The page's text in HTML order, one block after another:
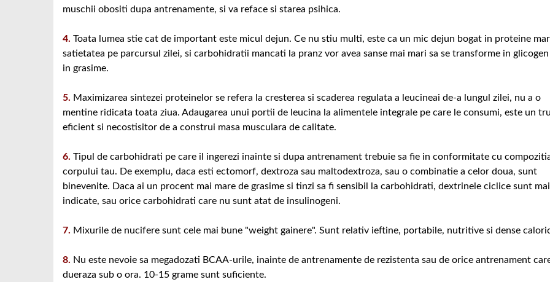
muschii obositi dupa antrenamente, si va reface si starea psihica.
4. Toata lumea stie cat de important este micul dejun. Ce nu stiu multi, este ca un mic dejun bogat in proteine
satietatea pe parcursul zilei, si carbohidratii mancati la pranz vor avea sanse mai mari sa se transforme in glicogen
in grasime.
5. Maximizarea sintezei proteinelor se refera la cresterea si scaderea regulata a leucineai de-a lungul zilei, nu a o
mentine ridicata toata ziua. Adaugarea unui portii de leucina la alimentele integrale pe care le consumi, este un
eficient si necostisitor de a construi masa musculara de calitate.
6. Tipul de carbohidrati pe care il ingerezi inainte si dupa antrenament trebuie sa fie in conformitate cu
corpului tau. De exemplu, daca esti ectomorf, dextroza sau maltodextroza, sau o combinatie a celor doua, sunt
binevenite. Daca ai un procent mai mare de grasime si tinzi sa fi sensibil la carbohidrati, dextrinele ciclice sunt mai
indicate, sau orice carbohidrati care nu sunt atat de insulinogeni.
7. Mixurile de nucifere sunt cele mai bune "weight gainere". Sunt relativ ieftine, portabile, nutritive si dense
8. Nu este nevoie sa megadozati BCAA-urile, inainte de antrenamente de rezistenta sau de orice antrenament
dueraza sub o ora. 10-15 grame sunt suficiente.